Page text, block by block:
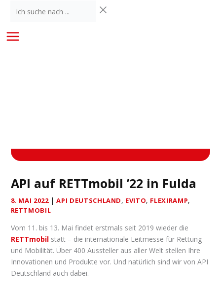
Inhaltsuche
...
API auf RETTmobil ’22 in Fulda
8. MAI 2022 |API DEUTSCHLAND, EVITO, FLEXIRAMP,
RETTMOBIL
Vom 11. bis 13. Mai findet erstmals seit 2019 wieder die
RETTmobil statt – die internationale Leitmesse für Rettung
und Mobilität. Über 400 Aussteller aus aller Welt stellen Ihre
Innovationen und Produkte vor. Und natürlich sind wir von API
Deutschland auch dabei.